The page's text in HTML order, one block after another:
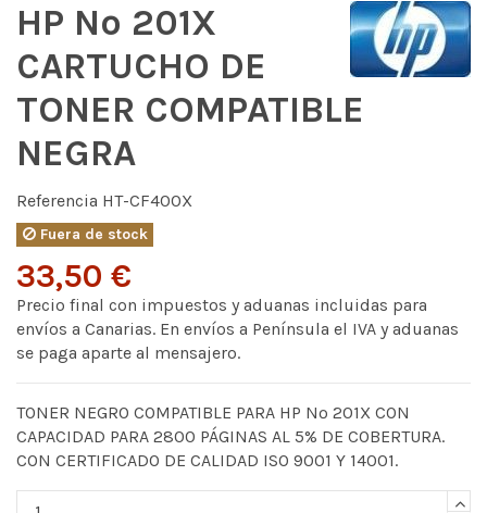
HP Nº 201X
CARTUCHO DE
TONER COMPATIBLE
NEGRA
Referencia HT-CF400X
Fuera de stock
33,50 €
Precio final con impuestos y aduanas incluidas para
envíos a Canarias. En envíos a Península el IVA y aduanas
se paga aparte al mensajero.
TONER NEGRO COMPATIBLE PARA HP Nº 201X CON
CAPACIDAD PARA 2800 PÁGINAS AL 5% DE COBERTURA.
CON CERTIFICADO DE CALIDAD ISO 9001 Y 14001.